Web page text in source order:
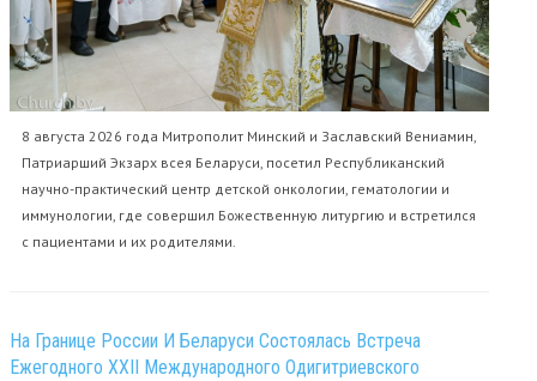
8 августа 2026 года Митрополит Минский и Заславский Вениамин,
Патриарший Экзарх всея Беларуси, посетил Республиканский
научно-практический центр детской онкологии, гематологии и
иммунологии, где совершил Божественную литургию и встретился
с пациентами и их родителями.
На Границе России И Беларуси Состоялась Встреча
Ежегодного XXII Международного Одигитриевского